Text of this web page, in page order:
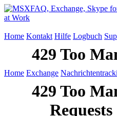
Home Kontakt Hilfe Logbuch
Home Exchange